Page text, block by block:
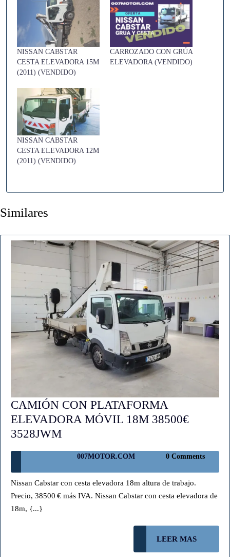
NISSAN CABSTAR
CESTA ELEVADORA 15M
(2011) (VENDIDO)
CARROZADO CON GRÚA
ELEVADORA (VENDIDO)
NISSAN CABSTAR
CESTA ELEVADORA 12M
(2011) (VENDIDO)
Similares
CAMIÓN CON PLATAFORMA
ELEVADORA MÓVIL 18M 38500€
3528JWMCAMIÓN
PLATAFORMA
ELEVADORA
MÓVIL
007MOTOR.COM 007MOTOR.COM
0 Comments
Nissan Cabstar con cesta elevadora 18m altura de trabajo.
Precio, 38500 € más IVA. Nissan Cabstar con cesta elevadora de
18m, {...}
LEER MAS
MAS